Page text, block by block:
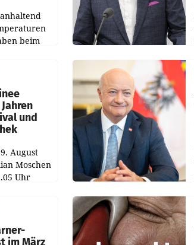
anhaltend
beim
zu
und
August
Moschen
Uhr
Sendung
im März